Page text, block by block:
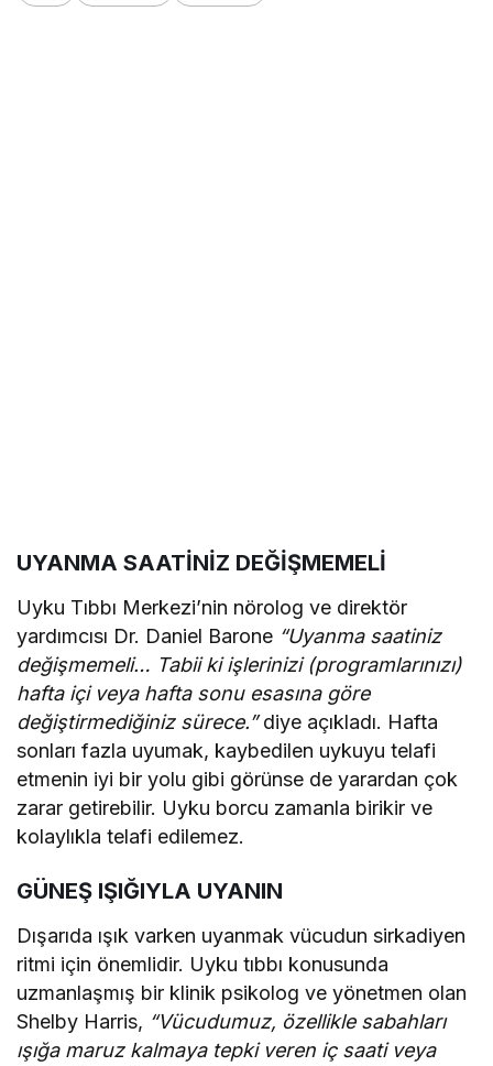
UYANMA SAATİNİZ DEĞİŞMEMELİ
Uyku Tıbbı Merkezi’nin nörolog ve direktör
yardımcısı Dr. Daniel Barone “Uyanma saatiniz
değişmemeli… Tabii ki işlerinizi (programlarınızı)
hafta içi veya hafta sonu esasına göre
değiştirmediğiniz sürece.”diye açıkladı. Hafta
sonları fazla uyumak, kaybedilen uykuyu telafi
etmenin iyi bir yolu gibi görünse de yarardan çok
zarar getirebilir. Uyku borcu zamanla birikir ve
kolaylıkla telafi edilemez.
GÜNEŞ IŞIĞIYLA UYANIN
Dışarıda ışık varken uyanmak vücudun sirkadiyen
ritmi için önemlidir. Uyku tıbbı konusunda
uzmanlaşmış bir klinik psikolog ve yönetmen olan
Shelby Harris, “Vücudumuz, özellikle sabahları
ışığa maruz kalmaya tepki veren iç saati veya